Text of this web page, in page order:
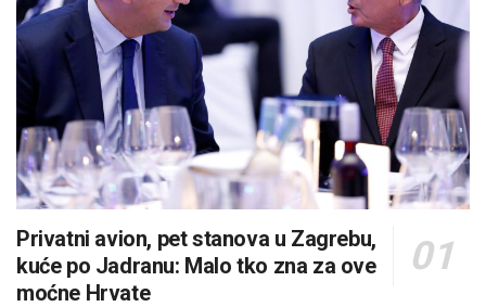
Privatni avion, pet stanova u Zagrebu,
kuće po Jadranu: Malo tko zna za ove
moćne Hrvate